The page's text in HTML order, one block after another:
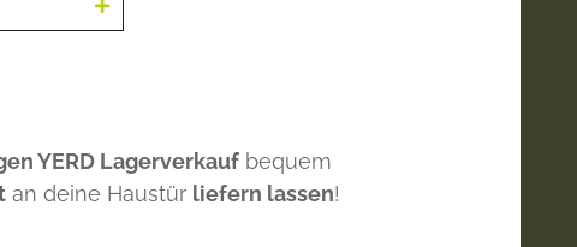
YERD Lagerverkauf bequem
an deine Haustür liefern lassen!